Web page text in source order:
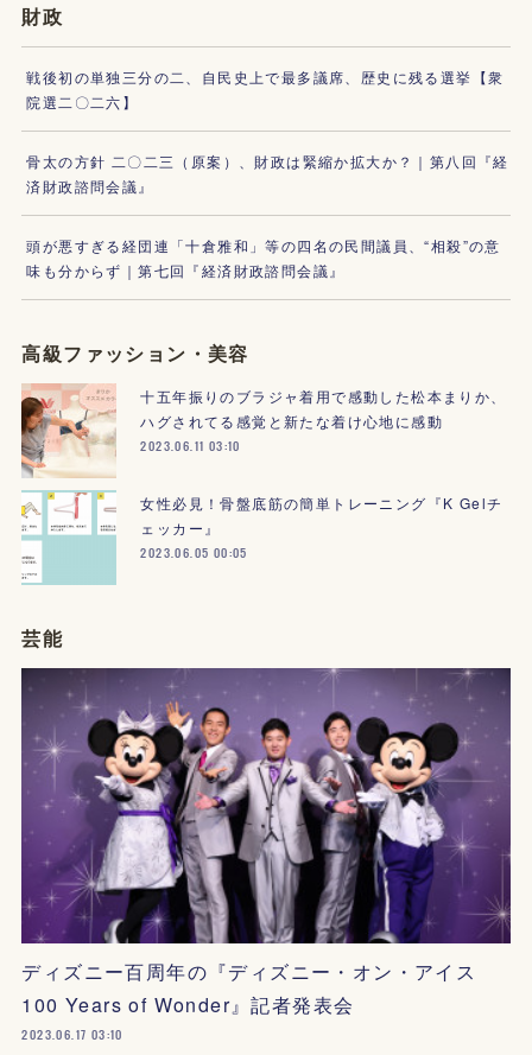
財政
戦後初の単独三分の二、自民史上で最多議席、歴史に残る選挙【衆
院選二〇二六】
骨太の方針 二〇二三（原案）、財政は緊縮か拡大か？｜第八回『経
済財政諮問会議』
頭が悪すぎる経団連「十倉雅和」等の四名の民間議員、“相殺”の意
味も分からず｜第七回『経済財政諮問会議』
高級ファッション・美容
十五年振りのブラジャ着用で感動した松本まりか、
ハグされてる感覚と新たな着け心地に感動
2023.06.11 03:10
女性必見！骨盤底筋の簡単トレーニング『K Gelチ
ェッカー』
2023.06.05 00:05
芸能
ディズニー百周年の『ディズニー・オン・アイス
100 Years of Wonder』記者発表会
2023.06.17 03:10